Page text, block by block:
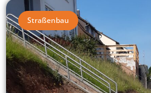
Straßenbau